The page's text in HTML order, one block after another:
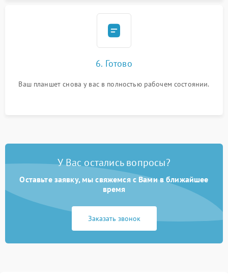
6. Готово
Ваш планшет снова у вас в полностью рабочем состоянии.
У Вас остались вопросы?
Оставьте заявку, мы свяжемся с Вами в ближайшее
время
Заказать звонок